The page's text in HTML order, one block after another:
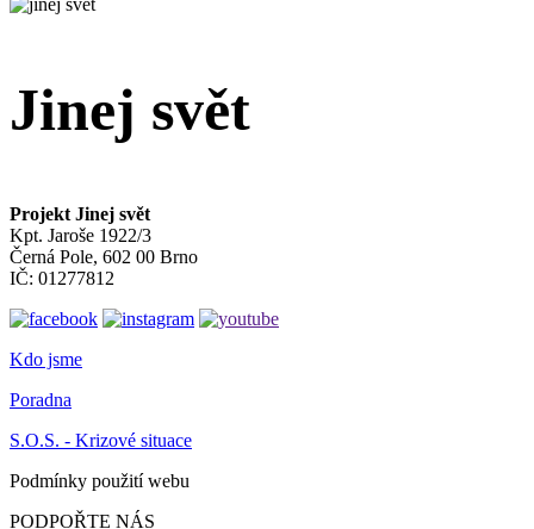
Jinej svět
Projekt Jinej svět
Kpt. Jaroše 1922/3
Černá Pole, 602 00 Brno
IČ: 01277812
Kdo jsme
Poradna
S.O.S. - Krizové situace
Podmínky použití webu
PODPOŘTE NÁS